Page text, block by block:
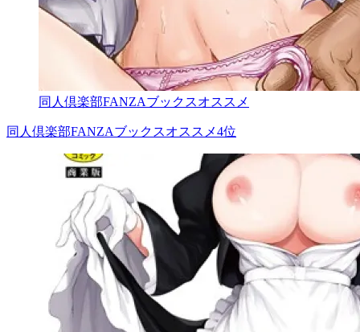
同人倶楽部FANZAブックスオススメ
同人倶楽部FANZAブックスオススメ4位